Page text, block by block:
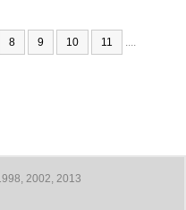
8 9 10 11
....
2002, 2013